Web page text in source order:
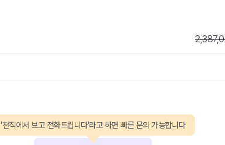
'천직에서 보고 전화드립니다'라고 하면 빠른 문의 가능합니다